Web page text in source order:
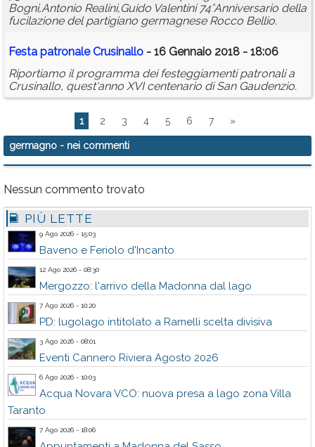
Bogni,Antonio Realini,Guido Valentini 74°Anniversario della
fucilazione del partigiano germagnese Rocco Bellio.
Festa patronale Crusinallo - 16 Gennaio 2018 - 18:06
Riportiamo il programma dei festeggiamenti patronali a
Crusinallo, quest'anno XVI centenario di San Gaudenzio.
1 2 3 4 5 6 7 »
germagno - nei commenti
Nessun commento trovato
PIÙ LETTE
9 Ago 2026 - 15:03
Baveno e Feriolo d'Incanto
12 Ago 2026 - 08:30
Mergozzo: l'arrivo della Madonna dal lago
7 Ago 2026 - 10:20
PD: lugolago intitolato a Ramelli scelta divisiva
3 Ago 2026 - 08:01
Eventi Cannero Riviera Agosto 2026
6 Ago 2026 - 10:03
Acqua Novara VCO: nuova presa a lago zona Villa
Taranto
7 Ago 2026 - 18:06